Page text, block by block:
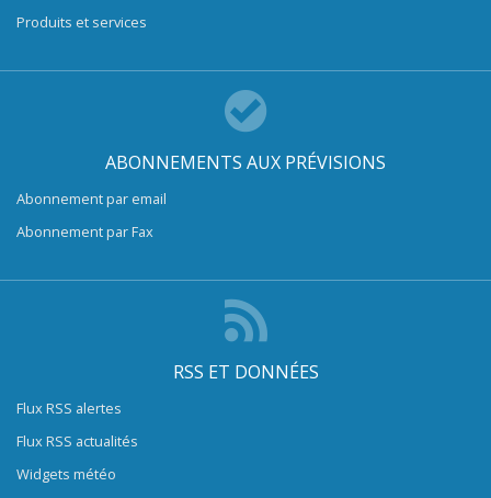
Produits et services
ABONNEMENTS AUX PRÉVISIONS
Abonnement par email
Abonnement par Fax
RSS ET DONNÉES
Flux RSS alertes
Flux RSS actualités
Widgets météo